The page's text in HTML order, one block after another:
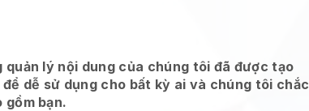
quản lý nội dung của chúng tôi đã được tạo
để dễ sử dụng cho bất kỳ ai và chúng tôi chắc
gồm bạn.